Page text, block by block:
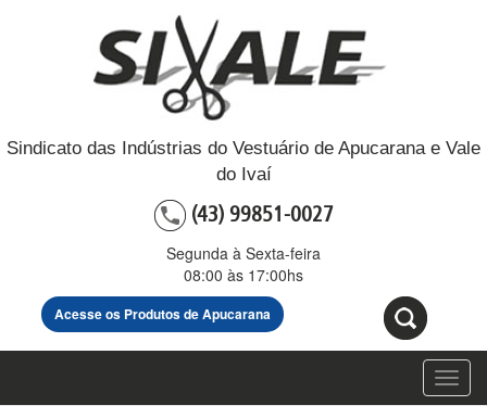
Sindicato das Indústrias do Vestuário de Apucarana e Vale
do Ivaí
(43) 99851-0027
Segunda à Sexta-feira
08:00 às 17:00hs
Acesse os Produtos de Apucarana